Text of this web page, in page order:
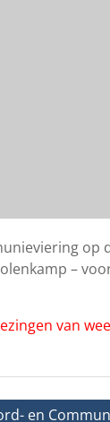
op
–
van
en